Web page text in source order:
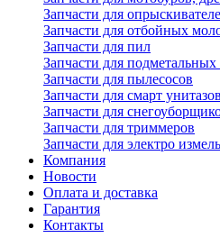
Запчасти для
Запчасти для отбойных
Запчасти для пил
Запчасти для
Запчасти для пылесосов
Запчасти для смарт унитазов
Запчасти для
Запчасти для триммеров
Запчасти для электро
Компания
Новости
Оплата и доставка
Гарантия
Контакты